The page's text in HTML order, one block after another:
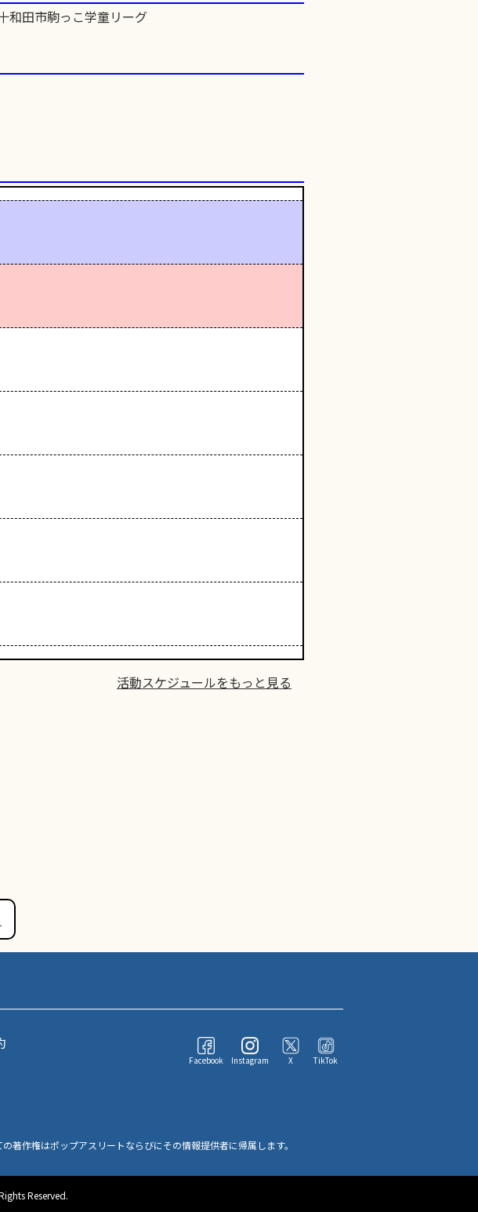
和田市駒っこ学童リーグ
活動スケジュールをもっと見る
Facebook Instagram X TikTok
著作権はポップアスリートならびにその情報提供者に帰属します。
Reserved.